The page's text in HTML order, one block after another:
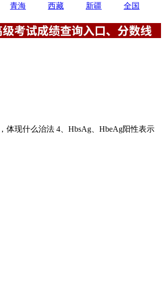
青海 西藏 新疆 全国
体现什么治法 4、HbsAg、HbeAg阳性表示